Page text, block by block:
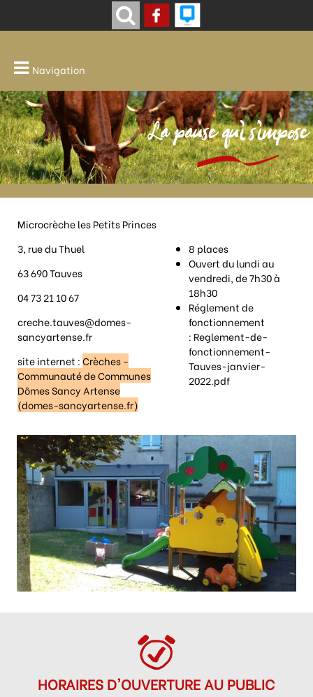
Navigation
La pause qui s'impose
Microcrèche les Petits Princes
3, rue du Thuel
63 690 Tauves
04 73 21 10 67
creche.tauves@domes-
sancyartense.fr
site internet :Crèches -
Communauté de Communes
Dômes Sancy Artense
(domes-sancyartense.fr)
8 places
Ouvert du lundi au
vendredi, de 7h30 à
18h30
Réglement de
fonctionnement
: Reglement-de-
fonctionnement-
Tauves-janvier-
2022.pdf
HORAIRES D'OUVERTURE AU PUBLIC